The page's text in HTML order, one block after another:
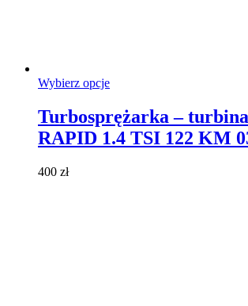
Wybierz opcjeTen
wiele
wariantów.
Turbosprężarka –
RAPID 1.4 TSI 122 KM
400 zł